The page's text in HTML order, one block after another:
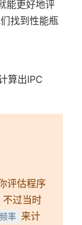
能更好地评
找到性能瓶
算出IPC
评估程序
不过当时
率
来计